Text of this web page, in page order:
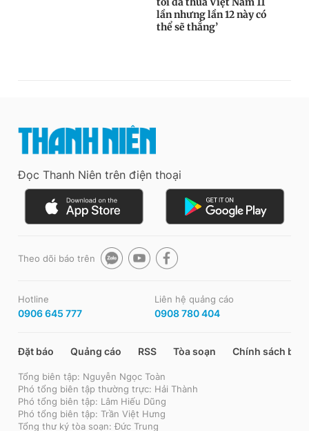
Đọc Thanh Niên trên điện thoại
Theo dõi báo trên
Hotline
0906 645 777
Liên hệ quảng cáo
0908 780 404
Đặt báo Quảng cáo RSS Tòa soạn Chính sách bảo
Tổng biên tập: Nguyễn Ngọc Toàn
Phó tổng biên tập thường trực: Hải Thành
Phó tổng biên tập: Lâm Hiếu Dũng
Phó tổng biên tập: Trần Việt Hưng
Tổng thư ký tòa soạn: Đức Trung